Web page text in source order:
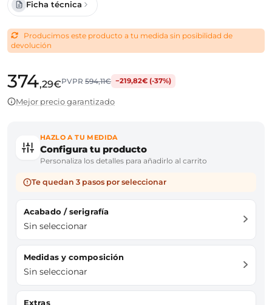
Ficha técnica
Producimos este producto a tu medida sin posibilidad de
devolución
374,29€PVPR594,11€ −219,82€ (-37%)
Mejor precio garantizado
HAZLO A TU MEDIDA
Configura tu producto
Personaliza los detalles para añadirlo al carrito
Te quedan 3 pasos por seleccionar
Acabado / serigrafía
Sin seleccionar
Medidas y composición
Sin seleccionar
Extras